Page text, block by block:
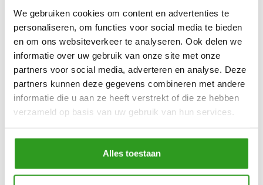
We gebruiken cookies om content en advertenties te
personaliseren, om functies voor social media te bieden
en om ons websiteverkeer te analyseren. Ook delen we
informatie over uw gebruik van onze site met onze
partners voor social media, adverteren en analyse. Deze
partners kunnen deze gegevens combineren met andere
informatie die u aan ze heeft verstrekt of die ze hebben
verzameld op basis van uw gebruik van hun services.
Alles toestaan
zeker de moeite waard. Vanuit Vorden ben je er in
korte tijd en kun je op je gemak volop inspiratie
opdoen. Ontdek de nieuwste keukenopstellingen,
innovatieve keukenapparatuur, slimme indelingen en
een uitgebreid aanbod aan materialen en
afwerkingen.
welkom. Hier ontdek je weer andere
keukenopstellingen, materialen en stijlen, zodat je nog
meer inspiratie opdoet voor jouw nieuwe keuken in